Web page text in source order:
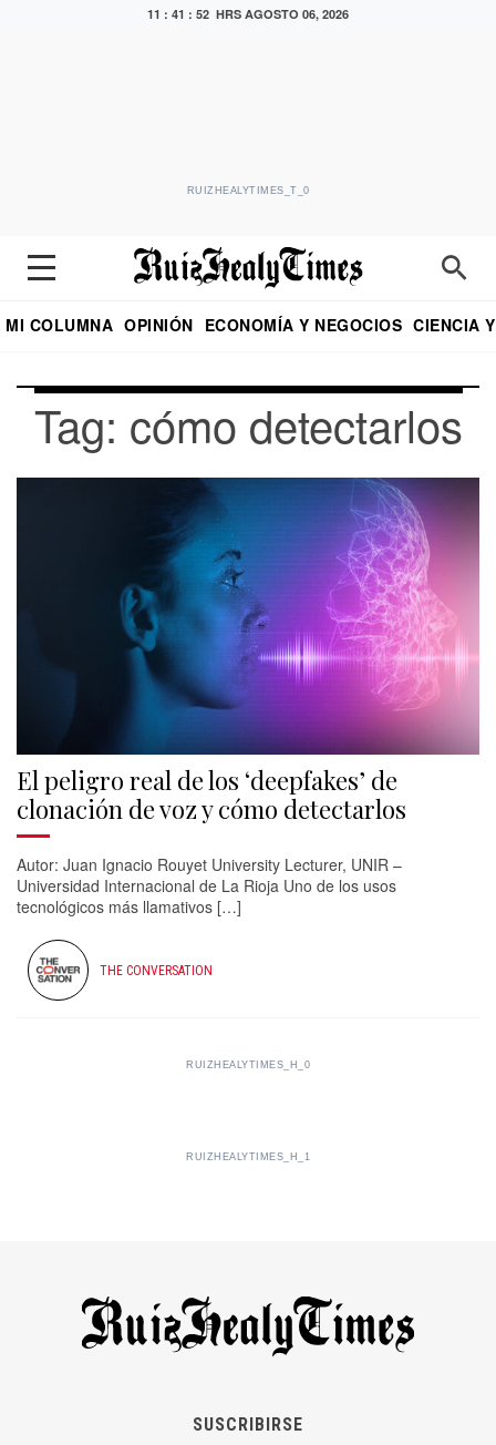
11 : 41 : 52 HRS AGOSTO 06, 2026
RUIZHEALYTIMES_T_0
MI COLUMNA OPINIÓN ECONOMÍA Y NEGOCIOS CIENCIA
Tag: cómo detectarlos
El peligro real de los ‘deepfakes’ de
clonación de voz y cómo detectarlos
Autor: Juan Ignacio Rouyet University Lecturer, UNIR –
Universidad Internacional de La Rioja Uno de los usos
tecnológicos más llamativos […]
THE CONVERSATION
RUIZHEALYTIMES_H_0
RUIZHEALYTIMES_H_1
SUSCRIBIRSE